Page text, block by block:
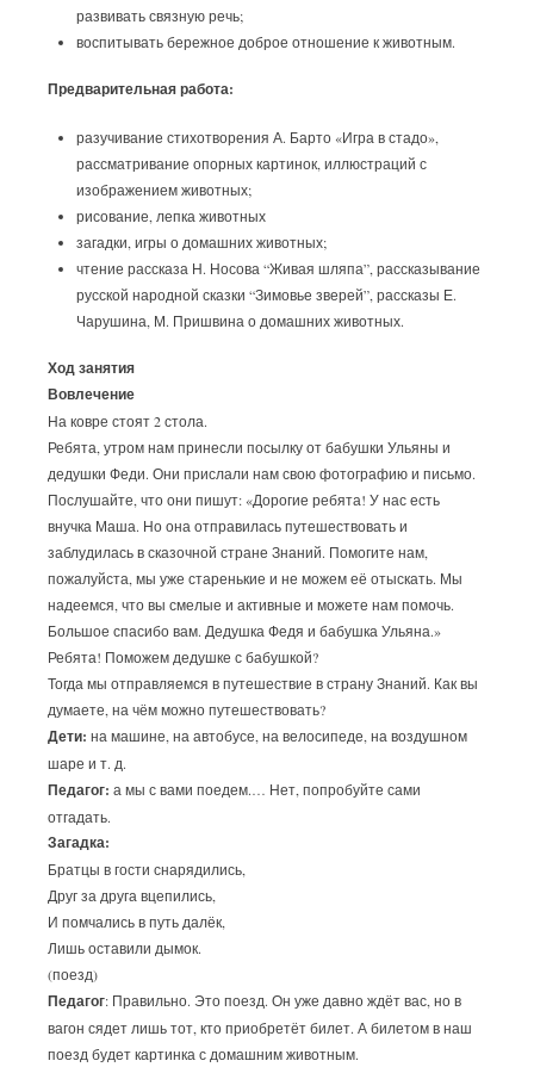
развивать связную речь;
воспитывать бережное доброе отношение к животным.
Предварительная работа:
разучивание стихотворения А. Барто «Игра в стадо»,
рассматривание опорных картинок, иллюстраций с
изображением животных;
рисование, лепка животных
загадки, игры о домашних животных;
чтение рассказа Н. Носова “Живая шляпа”, рассказывание
русской народной сказки “Зимовье зверей”, рассказы Е.
Чарушина, М. Пришвина о домашних животных.
Ход занятия
Вовлечение
На ковре стоят 2 стола.
Ребята, утром нам принесли посылку от бабушки Ульяны и
дедушки Феди. Они прислали нам свою фотографию и письмо.
Послушайте, что они пишут: «Дорогие ребята! У нас есть
внучка Маша. Но она отправилась путешествовать и
заблудилась в сказочной стране Знаний. Помогите нам,
пожалуйста, мы уже старенькие и не можем её отыскать. Мы
надеемся, что вы смелые и активные и можете нам помочь.
Большое спасибо вам. Дедушка Федя и бабушка Ульяна.»
Ребята! Поможем дедушке с бабушкой?
Тогда мы отправляемся в путешествие в страну Знаний. Как вы
думаете, на чём можно путешествовать?
Дети: на машине, на автобусе, на велосипеде, на воздушном
шаре и т. д.
Педагог: а мы с вами поедем.… Нет, попробуйте сами
отгадать.
Загадка:
Братцы в гости снарядились,
Друг за друга вцепились,
И помчались в путь далёк,
Лишь оставили дымок.
(поезд)
Педагог: Правильно. Это поезд. Он уже давно ждёт вас, но в
вагон сядет лишь тот, кто приобретёт билет. А билетом в наш
поезд будет картинка с домашним животным.